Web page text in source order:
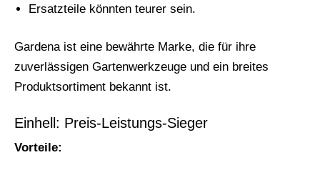
Ersatzteile könnten teurer sein.
Gardena ist eine bewährte Marke, die für ihre
zuverlässigen Gartenwerkzeuge und ein breites
Produktsortiment bekannt ist.
Einhell: Preis-Leistungs-Sieger
Vorteile: